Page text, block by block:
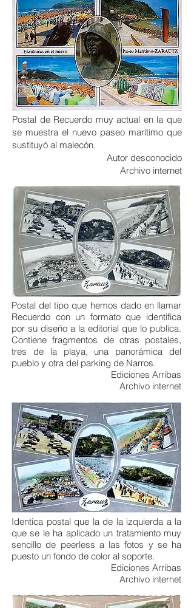
Postal de Recuerdo muy actual en la que
se muestra el nuevo paseo marítimo que
sustituyó al malecón.
Autor desconocido
Archivo internet
Postal del tipo que hemos dado en llamar
Recuerdo con un formato que identifica
por su diseño a la editorial que lo publica.
Contiene fragmentos de otras postales,
tres de la playa, una panorámica del
pueblo y otra del parking de Narros.
Ediciones Arribas
Archivo internet
Identica postal que la de la izquierda a la
que se le ha aplicado un tratamiento muy
sencillo de peerless a las fotos y se ha
puesto un fondo de color al soporte.
Ediciones Arribas
Archivo internet